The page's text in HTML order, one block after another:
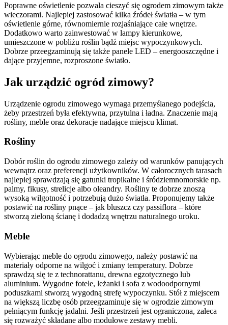
Poprawne oświetlenie pozwala cieszyć się ogrodem zimowym także
wieczorami. Najlepiej zastosować kilka źródeł światła – w tym
oświetlenie górne, równomiernie rozjaśniające całe wnętrze.
Dodatkowo warto zainwestować w lampy kierunkowe,
umieszczone w pobliżu roślin bądź miejsc wypoczynkowych.
Dobrze przeegzaminują się także panele LED – energooszczędne i
dające przyjemne, rozproszone światło.
Jak urządzić ogród zimowy?
Urządzenie ogrodu zimowego wymaga przemyślanego podejścia,
żeby przestrzeń była efektywna, przytulna i ładna. Znaczenie mają
rośliny, meble oraz dekoracje nadające miejscu klimat.
Rośliny
Dobór roślin do ogrodu zimowego zależy od warunków panujących
wewnątrz oraz preferencji użytkowników. W całorocznych tarasach
najlepiej sprawdzają się gatunki tropikalne i śródziemnomorskie np.
palmy, fikusy, strelicje albo oleandry. Rośliny te dobrze znoszą
wysoką wilgotność i potrzebują dużo światła. Proponujemy także
postawić na rośliny pnące – jak bluszcz czy passiflora – które
stworzą zieloną ścianę i dodadzą wnętrzu naturalnego uroku.
Meble
Wybierając meble do ogrodu zimowego, należy postawić na
materiały odporne na wilgoć i zmiany temperatury. Dobrze
sprawdzą się te z technorattanu, drewna egzotycznego lub
aluminium. Wygodne fotele, leżanki i sofa z wodoodpornymi
poduszkami stworzą wygodną strefę wypoczynku. Stół z miejscem
na większą liczbę osób przeegzaminuje się w ogrodzie zimowym
pełniącym funkcję jadalni. Jeśli przestrzeń jest ograniczona, zaleca
się rozważyć składane albo modułowe zestawy mebli.